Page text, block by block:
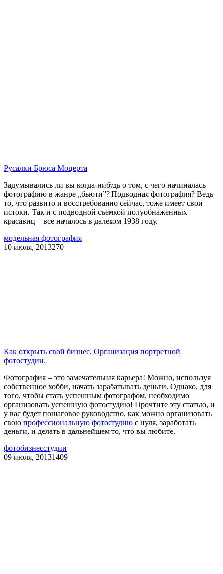
Русалки Брюса Моцерта
Задумывались ли вы когда-нибудь о том, с чего начиналась
фотографию в жанре „бьюти”? Подводная фотография? Ведь
то, что развито и восстребованно сейчас, тоже имеет свои
истоки. Так и с подводной съемкой полуобнаженных
красавиц – все началось в далеком 1938 году.
модельная фотография
10 июля, 2013270
Как открыть свой бизнес. Организация портретной
фотостудии.
Фотография – это замечательная карьера! Можно, используя
собственное хобби, начать зарабатывать деньги. Однако, для
того, чтобы стать успешным фотографом, необходимо
организовать успешную фотостудию! Прочтите эту статью, и
у вас будет пошаговое руководство, как можно организовать
свою профессиональную фотостудию с нуля, заработать
деньги, и делать в дальнейшем то, что вы любите.
фотобизнесстудии
09 июля, 20131409